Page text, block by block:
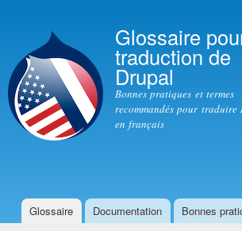
Glossaire
traduction de
Drupal
Bonnes pratiques et termes
recommandés pour traduire
en français
Menu principal
Glossaire Documentation Bonnes